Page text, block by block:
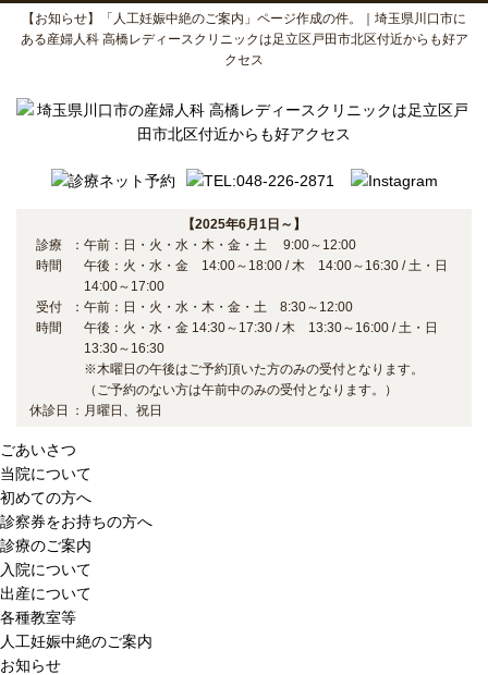
【お知らせ】「人工妊娠中絶のご案内」ページ作成の件。｜埼玉県川口市に
ある産婦人科 高橋レディースクリニックは足立区戸田市北区付近からも好ア
クセス
【2025年6月1日～】
診療
時間
： 午前：日・火・水・木・金・土 9:00～12:00
午後：火・水・金 14:00～18:00 / 木 14:00～16:30 / 土・日
14:00～17:00
受付
時間
： 午前：日・火・水・木・金・土 8:30～12:00
午後：火・水・金 14:30～17:30 / 木 13:30～16:00 / 土・日
13:30～16:30
※木曜日の午後はご予約頂いた方のみの受付となります。
（ご予約のない方は午前中のみの受付となります。）
休診日
： 月曜日、祝日
ごあいさつ
当院について
初めての方へ
診察券をお持ちの方へ
診療のご案内
入院について
出産について
各種教室等
人工妊娠中絶のご案内
お知らせ